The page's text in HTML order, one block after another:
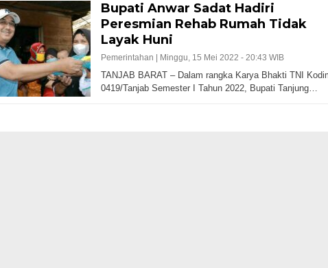
Bupati Anwar Sadat Hadiri
Peresmian Rehab Rumah Tidak
Layak Huni
Pemerintahan | Minggu, 15 Mei 2022 - 20:43 WIB
TANJAB BARAT – Dalam rangka Karya Bhakti TNI
0419/Tanjab Semester I Tahun 2022, Bupati Tanjung…